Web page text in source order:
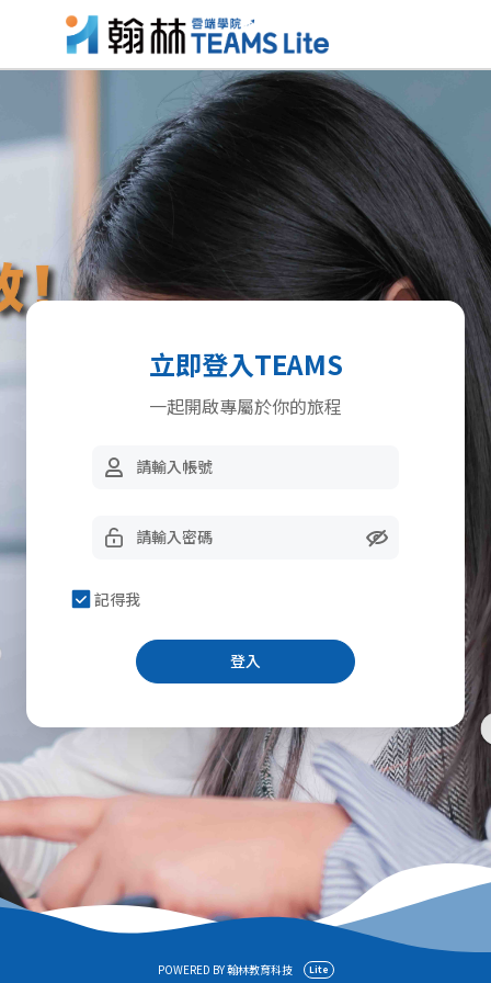
立即登入TEAMS
一起開啟專屬於你的旅程
記得我
登入
POWERED BY 翰林教育科技 Lite